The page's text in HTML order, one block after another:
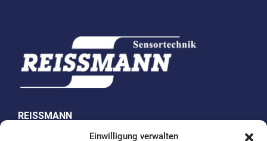
Einwilligung verwalten
REISSMANN
Sensortechnik GmbH